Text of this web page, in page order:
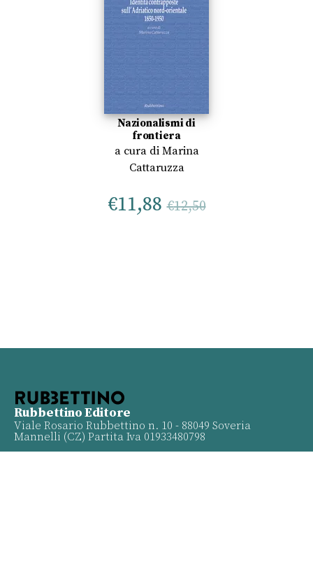
Nazionalismi di
frontiera
a cura di Marina
Cattaruzza
€11,88 €12,50
Rubbettino Editore
Viale Rosario Rubbettino n. 10 - 88049 Soveria
Mannelli (CZ) Partita Iva 01933480798
Info